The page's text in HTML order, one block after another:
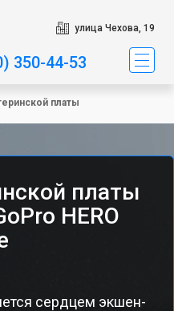
улица Чехова, 19
350-44-53
платы
платы
HERO
сердцем экшен-